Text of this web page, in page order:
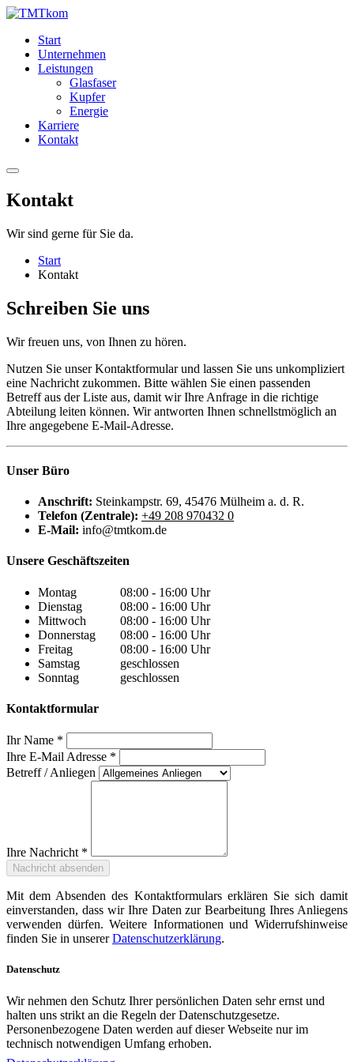
Start
Unternehmen
Leistungen
Glasfaser
Kupfer
Energie
Karriere
Kontakt
Kontakt
Wir sind gerne für Sie da.
Start
Kontakt
Schreiben Sie uns
Wir freuen uns, von Ihnen zu hören.
Nutzen Sie unser Kontaktformular und lassen Sie uns unkompliziert
eine Nachricht zukommen. Bitte wählen Sie einen passenden
Betreff aus der Liste aus, damit wir Ihre Anfrage in die richtige
Abteilung leiten können. Wir antworten Ihnen schnellstmöglich an
Ihre angegebene E-Mail-Adresse.
Unser Büro
Anschrift: Steinkampstr. 69, 45476 Mülheim a. d. R.
Telefon (Zentrale): +49 208 970432 0
E-Mail: info@tmtkom.de
Unsere Geschäftszeiten
Montag
08:00 - 16:00 Uhr
Dienstag
08:00 - 16:00 Uhr
Mittwoch
08:00 - 16:00 Uhr
Donnerstag
08:00 - 16:00 Uhr
Freitag
08:00 - 16:00 Uhr
Samstag
geschlossen
Sonntag
geschlossen
Kontaktformular
Ihr Name *
Ihre E-Mail Adresse *
Betreff / Anliegen
Ihre Nachricht *
Mit dem Absenden des Kontaktformulars erklären Sie sich damit
einverstanden, dass wir Ihre Daten zur Bearbeitung Ihres Anliegens
verwenden dürfen. Weitere Informationen und Widerrufshinweise
finden Sie in unsererDatenschutzerklärung.
Datenschutz
Wir nehmen den Schutz Ihrer persönlichen Daten sehr ernst und
halten uns strikt an die Regeln der Datenschutzgesetze.
Personenbezogene Daten werden auf dieser Webseite nur im
technisch notwendigen Umfang erhoben.